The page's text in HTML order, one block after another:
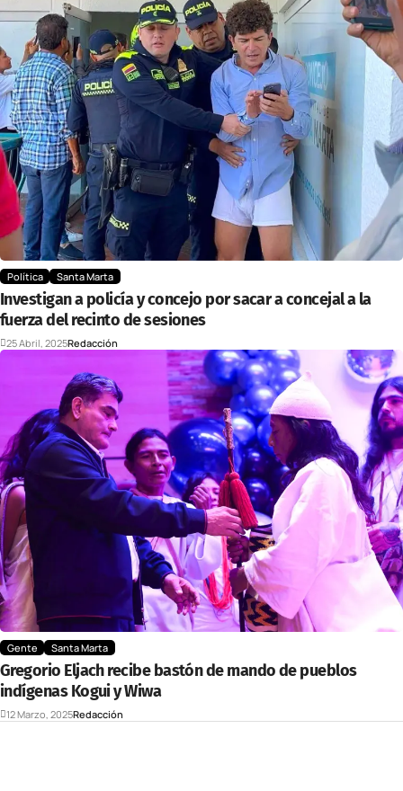
Política Santa Marta
Investigan a policía y concejo por sacar a concejal a la
fuerza del recinto de sesiones
25 Abril, 2025Redacción
Gente Santa Marta
Gregorio Eljach recibe bastón de mando de pueblos
indígenas Kogui y Wiwa
12 Marzo, 2025Redacción